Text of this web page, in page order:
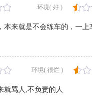
环境( 好 )
来就是不会练车的，一
环境( 很烂 )
就骂人,不负责的人